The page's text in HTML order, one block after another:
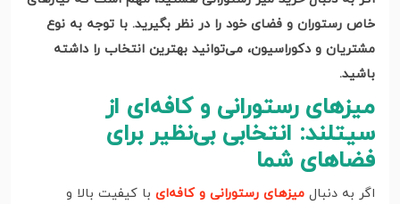
خاص رستوران و فضای خود را در نظر بگیرید. با توجه به نوع
مشتریان و دکوراسیون، می‌توانید بهترین انتخاب را داشته
باشید.
میزهای رستورانی و کافه‌ای از
سیتلند: انتخابی بی‌نظیر برای
فضاهای شما
اگر به دنبال میزهای رستورانی و کافه‌ای با کیفیت بالا و